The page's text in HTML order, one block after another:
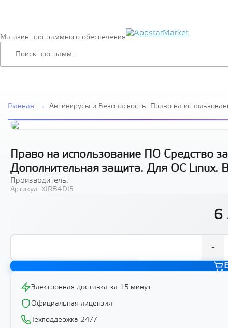
Магазин программного обеспечения
Главная → Антивирусы и Безопасность Право на
Право на использование ПО Средство
Дополнительная защита. Для ОС Linux.
Производитель:
Артикул: XIRB4DI5
6
-
Электронная доставка за 15 минут
Официальная лицензия
Техподдержка 24/7